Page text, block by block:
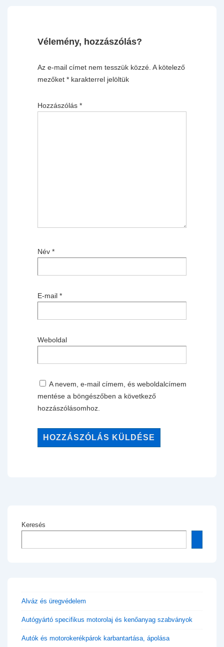
Vélemény, hozzászólás?
Az e-mail címet nem tesszük közzé. A kötelező
mezőket * karakterrel jelöltük
Hozzászólás *
Név *
E-mail *
Weboldal
A nevem, e-mail címem, és weboldalcímem
mentése a böngészőben a következő
hozzászólásomhoz.
Keresés
Alváz és üregvédelem
Autógyártó specifikus motorolaj és kenőanyag szabványok
Autók és motorokerékpárok karbantartása, ápolása